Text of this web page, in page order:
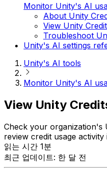
Monitor Unity's AI
About Unity
View Unity
Troubleshoot
Unity's AI settings
Unity's AI tools
Monitor Unity's AI
View Unity
Check your organization's
review credit usage
읽는 시간 1분
최근 업데이트: 한 달 전